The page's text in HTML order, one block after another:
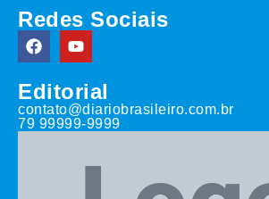
Redes Sociais
Editorial
contato@diariobrasileiro.com.br
79 99999-9999